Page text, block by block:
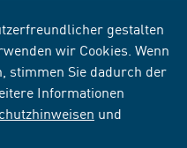
gestalten
wir Cookies. Wenn
stimmen Sie dadurch der
Informationen
und